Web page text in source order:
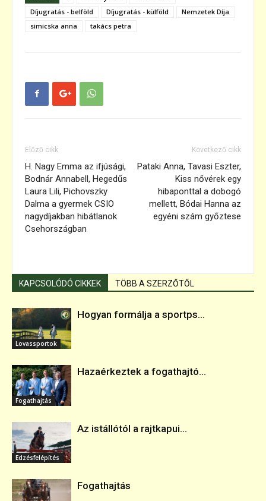
Díjugratás - belföld
Díjugratás - külföld
Nemzetek Díja
simicska anna
takács petra
Előző cikk
H. Nagy Emma az ifjúsági,
Bodnár Annabell, Hegedűs
Laura Lili, Pichovszky
Dalma a gyermek CSIO
nagydíjakban hibátlanok
Csehországban
Következő cikk
Pataki Anna, Tavasi Eszter,
Kiss nővérek egy
hibaponttal a dobogó
mellett, Bódai Hanna az
egyéni szám győztese
KAPCSOLÓDÓ CIKKEK TÖBB A SZERZŐTŐL
Lovassportok
Hogyan formálja a sportps...
Fogathajtás
Hazaérkeztek a fogathajtó...
Edzésfelépítés
Az istállótól a rajtkapui...
Fogathajtás